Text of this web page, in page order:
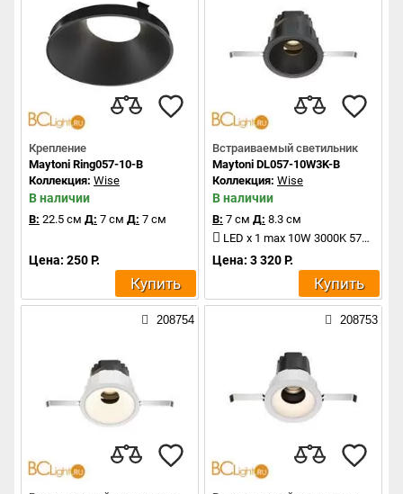
Крепление
Maytoni Ring057-10-B
Коллекция: Wise
В наличии
В: 22.5 см Д: 7 см Д: 7 см
Цена: 250 Р.
Купить
Встраиваемый светильник
Maytoni DL057-10W3K-B
Коллекция: Wise
В наличии
В: 7 см Д: 8.3 см
LED x 1 max 10W 3000K 570Lm
Цена: 3 320 Р.
Купить
208754 208753